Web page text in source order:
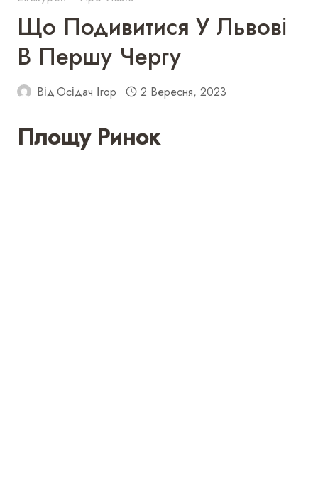
Що Подивитися У Львові
В Першу Чергу
ВідОсідач Ігор 2 Вересня, 2023
Площу Ринок